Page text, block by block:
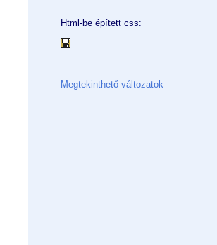
Html-be épített css:
Megtekinthető változatok